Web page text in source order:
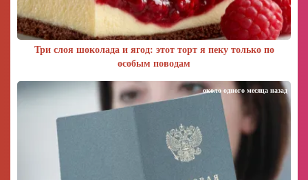
Три слоя шоколада и ягод: этот торт я пеку только по
особым поводам
около одного месяца назад